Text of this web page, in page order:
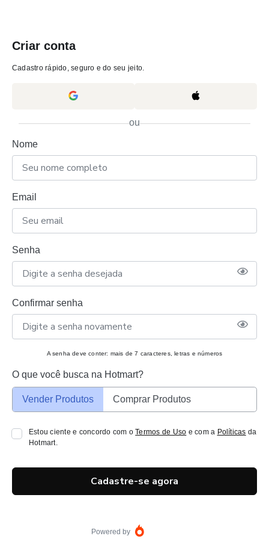
Criar conta
Cadastro rápido, seguro e do seu jeito.
ou
Nome
Email
Senha
Confirmar senha
A senha deve conter: mais de 7 caracteres, letras e números
O que você busca na Hotmart?
Vender Produtos Comprar Produtos
Estou ciente e concordo com oTermos de Uso e com a Políticas da
Hotmart.
Cadastre-se agora
Powered by